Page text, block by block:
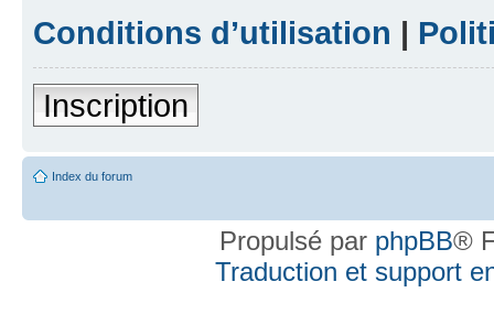
Conditions d’utilisation |
Inscription
Index du forum
Propulsé par phpBB®
Traduction et support